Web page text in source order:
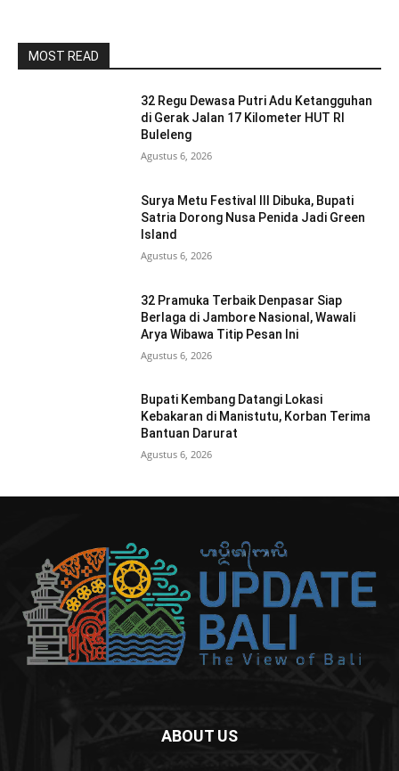
MOST READ
32 Regu Dewasa Putri Adu Ketangguhan
di Gerak Jalan 17 Kilometer HUT RI
Buleleng
Agustus 6, 2026
Surya Metu Festival III Dibuka, Bupati
Satria Dorong Nusa Penida Jadi Green
Island
Agustus 6, 2026
32 Pramuka Terbaik Denpasar Siap
Berlaga di Jambore Nasional, Wawali
Arya Wibawa Titip Pesan Ini
Agustus 6, 2026
Bupati Kembang Datangi Lokasi
Kebakaran di Manistutu, Korban Terima
Bantuan Darurat
Agustus 6, 2026
ABOUT US